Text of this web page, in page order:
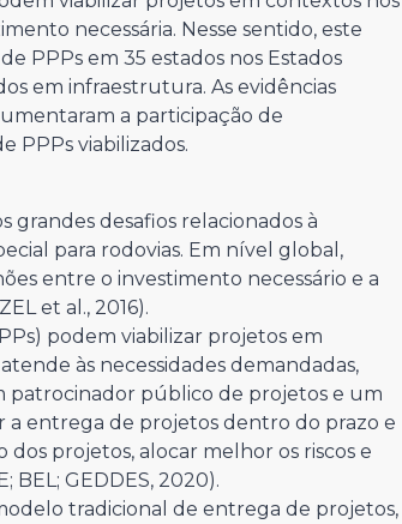
necessária. Nesse sentido, este
PPPs em 35 estados nos Estados
em infraestrutura. As evidências
a participação de
PPPs viabilizados.
desafios relacionados à
para rodovias. Em nível global,
entre o investimento necessário e a
et al., 2016).
podem viabilizar projetos em
às necessidades demandadas,
público de projetos e um
a entrega de projetos dentro do prazo e
projetos, alocar melhor os riscos e
BEL; GEDDES, 2020).
tradicional de entrega de projetos,